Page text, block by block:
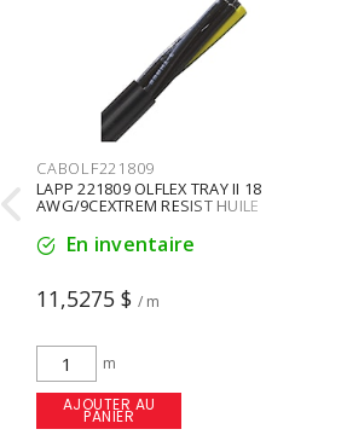
CABOLF221809
LAPP 221809 OLFLEX TRAY II 18
AWG/9CEXTREM RESIST HUILE
En inventaire
11,5275 $ / m
m
AJOUTER AU
PANIER